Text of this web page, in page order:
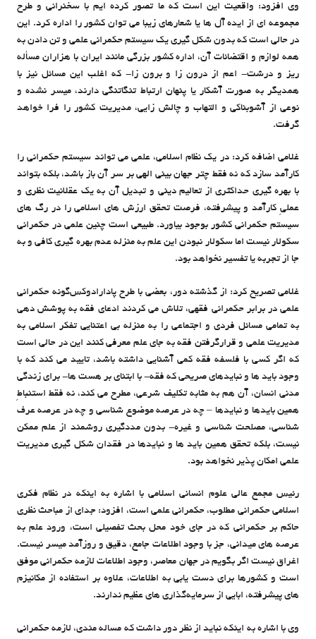
وی افزود: واقعیت این است که ما تصور کرده ایم با سخنرانی و طرح
مجموعه ای از ایده آل ها یا شعارهای زیبا می توان کشور را اداره کرد. این
در حالی است که بدون شکل گیری یک سیستم حکمرانی علمی و تن دادن به
همه لوازم و اقتضائات آن، اداره کشور بزرگی مانند ایران با هزاران مسأله
ریز و درشت- اعم از درون زا و برون زا- که اغلب این مسائل نیز با
همدیگر به صورت آشکار یا پنهان ارتباط تنگاتنگی دارند، میسر نشده و
نوعی از آشوبناکی و التهاب و چالش زایی، مدیریت کشور را فرا خواهد
گرفت.
غلامی اضافه کرد: در یک نظام اسلامی، علمی می تواند سیستم حکمرانی را
کارآمد سازد که نه فقط چتر جهان بینی الهی بر سر آن باز باشد، بلکه بتواند
با بهره گیری حداکثری از تعالیم دینی و تبدیل آن به یک عقلانیت نظری و
عملیِ کارآمد و پیشرفته، فرصت تحقق ارزش های اسلامی را در رگ های
سیستم حکمرانی کشور بوجود بیاورد. طبیعی است چنین علمی در حکمرانی‌
سکولار نیست اما سکولار نبودن این علم به منزله عدم بهره گیری کافی و به
جا از تجربه یا تفسیر نخواهد بود.
غلامی تصریح کرد: از گذشته دور، بعضی با طرح پادارادوکس‌گونه حکمرانی
علمی در برابر حکمرانی فقهی، تلاش می کردند ادعای فقه به پوشش دهی
به تمامی مسائل فردی و اجتماعی را به منزله بی اعتنایی تفکر اسلامی به
مدیریت علمی و قرارگرفتن فقه به جای علم معرفی کنند این در حالی است
که اگر کسی با فلسفه فقه کمی آشنایی داشته باشد، تایید می کند که با
وجود باید ها و نبایدهای صریحی که فقه- با ابتنای بر هست ها- برای زندگی
مدنی انسان، آن هم به مثابه تکلیف شرعی، مطرح می کند، نه فقط استنباطِ
همین بایدها و نبایدها – چه در عرصه موضوع شناسی و چه در عرصه عرف
شناسی، مصلحت شناسی و غیره- بدون مددگیری روشمند از علم ممکن
نیست، بلکه تحقق همین باید ها و نبایدها در فقدان شکل گیری مدیریت
علمی امکان پذیر نخواهد بود.
رئیس مجمع عالی علوم انسانی اسلامی با اشاره به اینکه در نظام فکری
اسلامی حکمرانی مطلوب، حکمرانی علمی است، افزود: جدای از مباحث نظری
حاکم بر حکمرانی که در جای خود محل بحث تفصیلی است، ورود علم به
عرصه های میدانی، جز با وجود اطلاعات جامع، دقیق و روزآمد میسر نیست.
اغراق نیست اگر بگویم در جهان معاصر، وجود اطلاعات لازمه حکمرانی موفق
است و کشورها برای دست یابی به اطلاعات، علاوه بر استفاده از مکانیزم
های پیشرفته، ابایی از سرمایه‌گذاری های عظیم ندارند.
وی با اشاره به اینکه نباید از نظر دور داشت که مساله مندی، لازمه حکمرانی